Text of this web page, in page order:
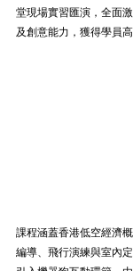
堂現場實習匯演，全面
及創意能力，獲得學員
課程涵蓋香港低空經濟
編導、飛行演練與室內